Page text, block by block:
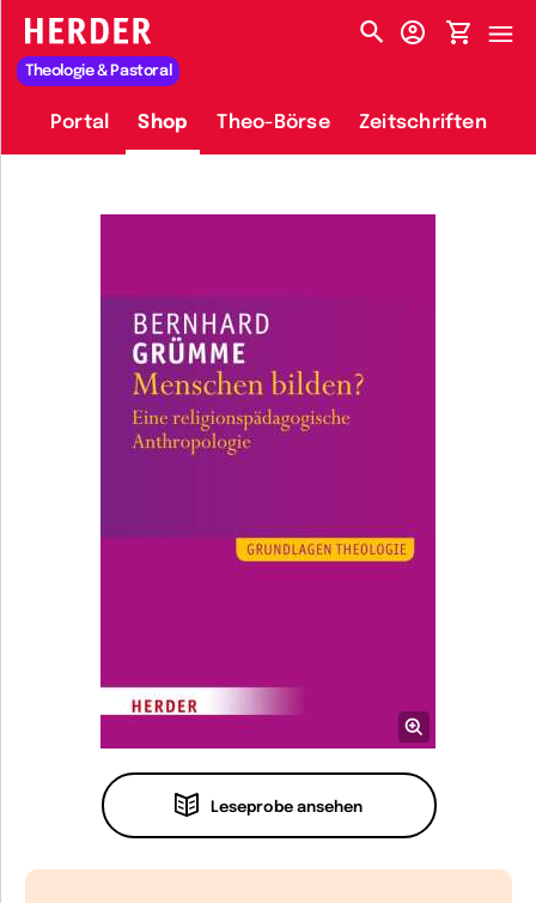
HERDER-MENÜ
Theologie & Pastoral
Portal Shop Theo-Börse Zeitschriften
Leseprobe ansehen